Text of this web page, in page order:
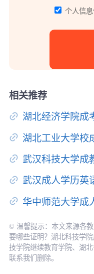
个人信
相关推荐
湖北经济学院成
湖北工业大学校
武汉科技大学成
武汉成人学历英
华中师范大学成
© 温馨提示：本文来源各
要哪些证明？湖北科技学
技学院继续教育学院、湖
联系我们删除。